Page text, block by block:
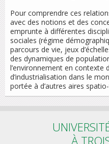
Pour comprendre ces
avec des notions et des
emprunte à différentes
sociales (régime
parcours de vie, jeux
des dynamiques de
l’environnement en contexte
d’industrialisation dans le
portée à d’autres aires
À